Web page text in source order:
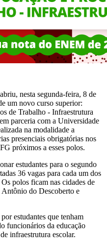
nesta segunda-feira, 8 de
um novo curso superior:
de Trabalho - Infraestrutura
parceria com a Universidade
na modalidade a
presenciais obrigatórias nos
próximos a esses polos.
estudantes para o segundo
36 vagas para cada um dos
polos ficam nas cidades de
do Descoberto e
estudantes que tenham
funcionários da educação
infraestrutura escolar.